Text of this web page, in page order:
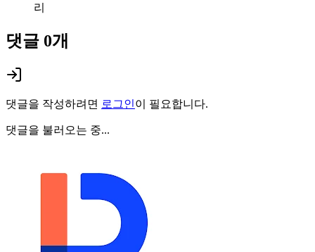
리
댓글 0개
댓글을 작성하려면 로그인이 필요합니다.
댓글을 불러오는 중...